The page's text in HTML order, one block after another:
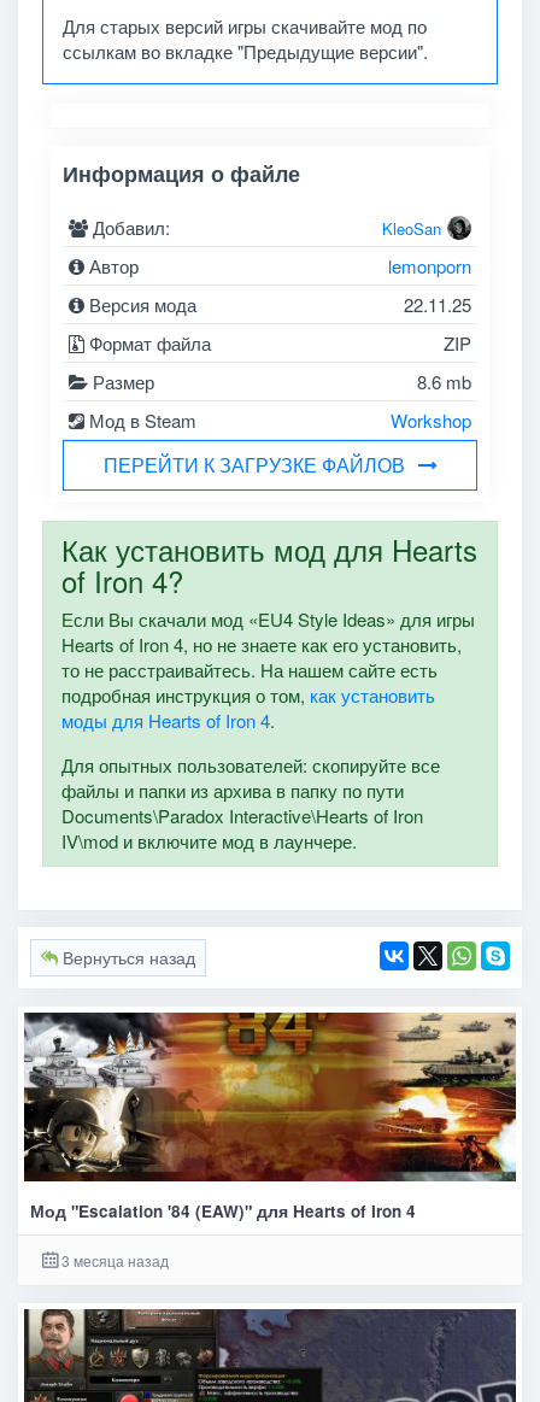
Для старых версий игры скачивайте мод по
ссылкам во вкладке "Предыдущие версии".
Информация о файле
Добавил: KleoSan
Автор
lemonporn
Версия мода
22.11.25
Формат файла
ZIP
Размер
8.6 mb
Мод в Steam
Workshop
ПЕРЕЙТИ К ЗАГРУЗКЕ ФАЙЛОВ
Как установить мод для Hearts
of Iron 4?
Если Вы скачали мод «EU4 Style Ideas» для игры
Hearts of Iron 4, но не знаете как его установить,
то не расстраивайтесь. На нашем сайте есть
подробная инструкция о том, как установить
моды для Hearts of Iron 4.
Для опытных пользователей: скопируйте все
файлы и папки из архива в папку по пути
Documents\Paradox Interactive\Hearts of Iron
IV\mod и включите мод в лаунчере.
Вернуться назад
Мод "Escalation '84 (EAW)" для Hearts of Iron 4
3 месяца назад